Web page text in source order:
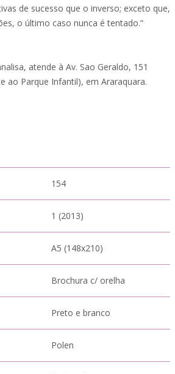
de sucesso que o inverso; exceto que,
o último caso nunca é tentado.”
atende à Av. Sao Geraldo, 151
ao Parque Infantil), em Araraquara.
154
1 (2013)
A5 (148x210)
Brochura c/ orelha
Preto e branco
Polen